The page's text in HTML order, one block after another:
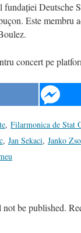
fundației Deutsche
Este membru
concert pe
, Filarmonica de Stat
, Jan Sekaci, Janko
be published.